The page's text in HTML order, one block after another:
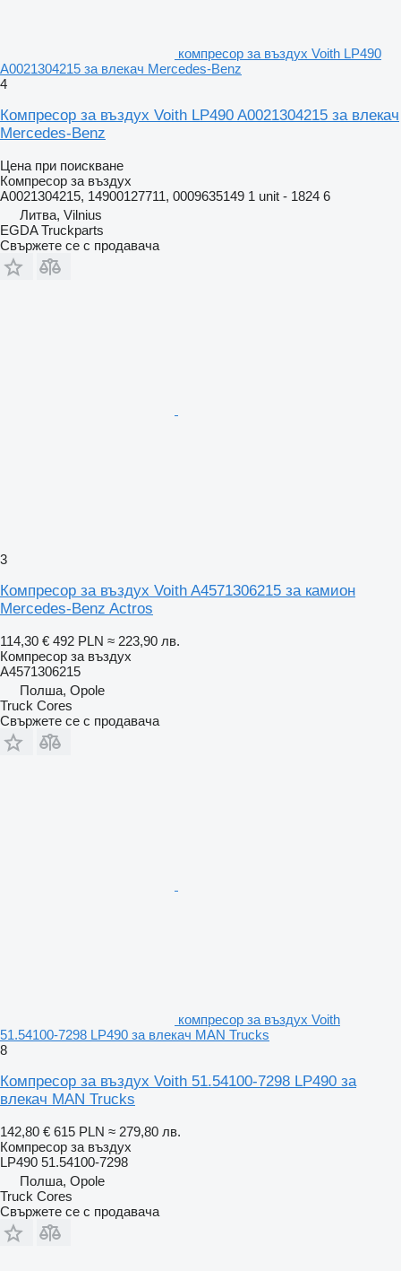
компресор за въздух Voith LP490
A0021304215 за влекач Mercedes-Benz
4
Компресор за въздух Voith LP490 A0021304215 за влекач
Mercedes-Benz
Цена при поискване
Компресор за въздух
A0021304215, 14900127711, 0009635149 1 unit - 1824 6
Литва, Vilnius
EGDA Truckparts
Свържете се с продавача
3
Компресор за въздух Voith A4571306215 за камион
Mercedes-Benz Actros
114,30 € 492 PLN ≈ 223,90 лв.
Компресор за въздух
A4571306215
Полша, Opole
Truck Cores
Свържете се с продавача
компресор за въздух Voith
51.54100-7298 LP490 за влекач MAN Trucks
8
Компресор за въздух Voith 51.54100-7298 LP490 за
влекач MAN Trucks
142,80 € 615 PLN ≈ 279,80 лв.
Компресор за въздух
LP490 51.54100-7298
Полша, Opole
Truck Cores
Свържете се с продавача